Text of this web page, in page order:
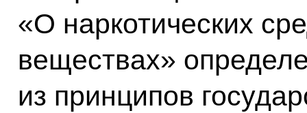
«О наркотических
веществах»
из принципов